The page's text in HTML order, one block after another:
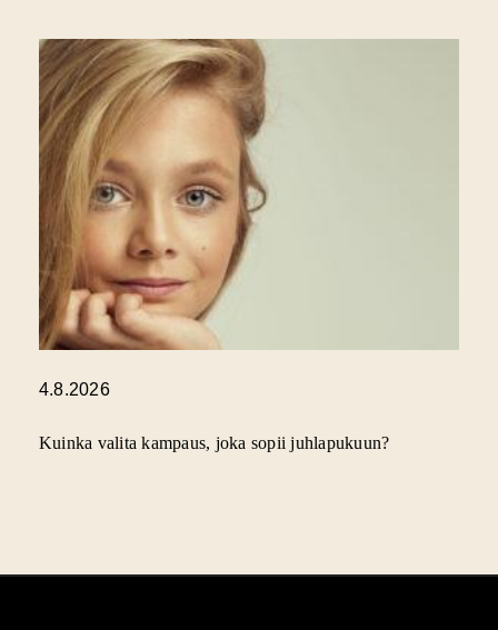
4.8.2026
Kuinka valita kampaus, joka sopii juhlapukuun?